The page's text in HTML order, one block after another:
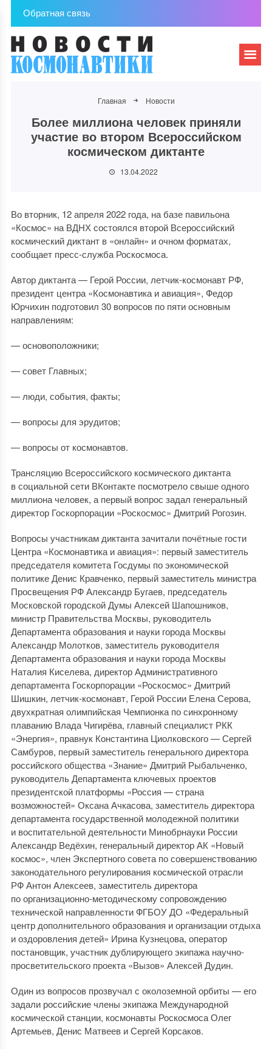
Обратная связь
Главная Новости
Более миллиона человек приняли
участие во втором Всероссийском
космическом диктанте
13.04.2022
Во вторник, 12 апреля 2022 года, на базе павильона
«Космос» на ВДНХ состоялся второй Всероссийский
космический диктант в «онлайн» и очном форматах,
сообщает пресс-служба Роскосмоса.
Автор диктанта — Герой России, летчик-космонавт РФ,
президент центра «Космонавтика и авиация», Федор
Юрчихин подготовил 30 вопросов по пяти основным
направлениям:
— основоположники;
— совет Главных;
— люди, события, факты;
— вопросы для эрудитов;
— вопросы от космонавтов.
Трансляцию Всероссийского космического диктанта
в социальной сети ВКонтакте посмотрело свыше одного
миллиона человек, а первый вопрос задал генеральный
директор Госкорпорации «Роскосмос» Дмитрий Рогозин.
Вопросы участникам диктанта зачитали почётные гости
Центра «Космонавтика и авиация»: первый заместитель
председателя комитета Госдумы по экономической
политике Денис Кравченко, первый заместитель министра
Просвещения РФ Александр Бугаев, председатель
Московской городской Думы Алексей Шапошников,
министр Правительства Москвы, руководитель
Департамента образования и науки города Москвы
Александр Молотков, заместитель руководителя
Департамента образования и науки города Москвы
Наталия Киселева, директор Административного
департамента Госкорпорации «Роскосмос» Дмитрий
Шишкин, летчик-космонавт, Герой России Елена Серова,
двухкратная олимпийская Чемпионка по синхронному
плаванию Влада Чигирёва, главный специалист РКК
«Энергия», правнук Константина Циолковского — Сергей
Самбуров, первый заместитель генерального директора
российского общества «Знание» Дмитрий Рыбальченко,
руководитель Департамента ключевых проектов
президентской платформы «Россия — страна
возможностей» Оксана Ачкасова, заместитель директора
департамента государственной молодежной политики
и воспитательной деятельности Минобрнауки России
Александр Ведёхин, генеральный директор АК «Новый
космос», член Экспертного совета по совершенствованию
законодательного регулирования космической отрасли
РФ Антон Алексеев, заместитель директора
по организационно-методическому сопровождению
технической направленности ФГБОУ ДО «Федеральный
центр дополнительного образования и организации отдыха
и оздоровления детей» Ирина Кузнецова, оператор
постановщик, участник дублирующего экипажа научно-
просветительского проекта «Вызов» Алексей Дудин.
Один из вопросов прозвучал с околоземной орбиты — его
задали российские члены экипажа Международной
космической станции, космонавты Роскосмоса Олег
Артемьев, Денис Матвеев и Сергей Корсаков.